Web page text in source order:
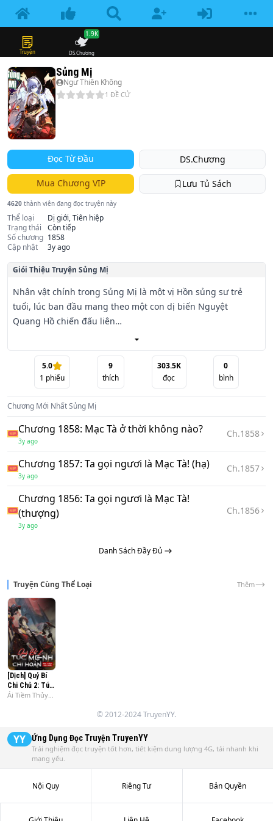
Truyện DS.Chương
1.9K
Sủng Mị
Ngư Thiên Không
1 ĐỀ CỬ
Đọc Từ Đầu DS.Chương
Mua Chương VIP Lưu Tủ Sách
4620 thành viên đang đọc truyện này
Thể loại
Dị giới, Tiên hiệp
Trạng thái
Còn tiếp
Số chương 1858
Cập nhật
3y ago
Giói Thiệu Truyện Sủng Mị
Nhân vật chính trong Sủng Mị là một vị Hồn sủng sư trẻ
tuổi, lúc ban đầu mang theo một con dị biến Nguyệt
Quang Hồ chiến đấu liên
miên bất tuyệt, vượt qua vô vàn khó khăn cách trở, hiểm
cảnh cầu sinh từ từ phát triển biến hóa thành Tà Diễm Lục
Vĩ Yêu Hồ, Miện
Diễm Cửu Vĩ Yêu Hồ và chủng tộc cao cấp hơn nữa.
- Hắn chậm rãi bước lên con đường cường giả, không
ngừng thu phục các loại Hồn sủng trân quý, phấn đấu vì
một ngày đứng trên đỉnh
thế giới.
- Vương - Hắn sẽ ngồi lên Kim Đỉnh Vương Tọa, vị trí cao
nhất của thế giới nhân loại. Hồn sủng của hắn phải là Vạn
Thú Vương thống
lĩnh muôn loài. Theo từng bước chân của hắn, một con
5.0
1 phiếu
9
thích
303.5K
đọc
0
bình
Chương Mới NhấtSủng Mị
Chương 1858: Mạc Tà ở thời không nào?
3y ago
Ch.1858
Chương 1857: Ta gọi ngươi là Mạc Tà! (hạ)
3y ago
Ch.1857
Chương 1856: Ta gọi ngươi là Mạc Tà!
(thượng)
3y ago
Ch.1856
Danh Sách Đầy Đủ
Truyện Cùng Thể Loại Thêm
[Dịch] Quỷ Bí
Chi Chủ 2: Túc
Mệnh Chi Hoàn
Ái Tiềm Thủy
© 2012-2024 TruyenYY.
YY Ứng Dụng Đọc Truyện TruyenYY
Trải nghiệm đọc truyện tốt hơn, tiết kiệm dung lượng 4G, tải nhanh khi
mạng yếu.
Nội Quy Riêng Tư Bản Quyền